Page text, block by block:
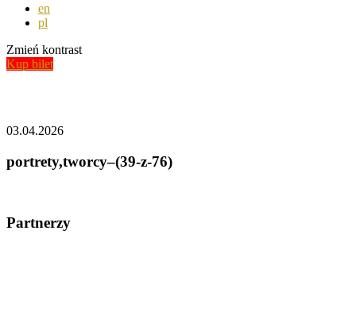
en
pl
Zmień kontrast
Kup bilet
03.04.2026
portrety,tworcy–(39-z-76)
Partnerzy